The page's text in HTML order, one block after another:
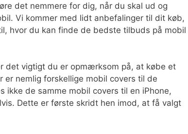
det nemmere for dig, når du skal ud og
Vi kommer med lidt anbefalinger til dit køb,
hvor du kan finde de bedste tilbuds på mobil
det vigtigt du er opmærksom på, at købe et
er nemlig forskellige mobil covers til de
de samme mobil covers til en iPhone,
Dette er første skridt hen imod, at få valgt